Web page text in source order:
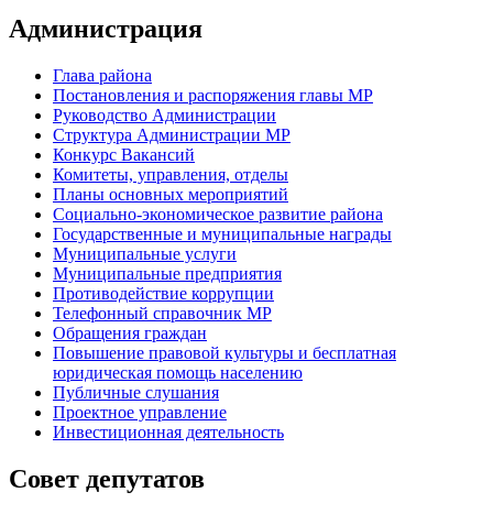
Администрация
Глава района
Постановления и распоряжения главы МР
Руководство Администрации
Структура Администрации МР
Конкурс Вакансий
Комитеты, управления, отделы
Планы основных мероприятий
Социально-экономическое развитие района
Государственные и муниципальные награды
Муниципальные услуги
Муниципальные предприятия
Противодействие коррупции
Телефонный справочник МР
Обращения граждан
Повышение правовой культуры и бесплатная
юридическая помощь населению
Публичные слушания
Проектное управление
Инвестиционная деятельность
Совет депутатов